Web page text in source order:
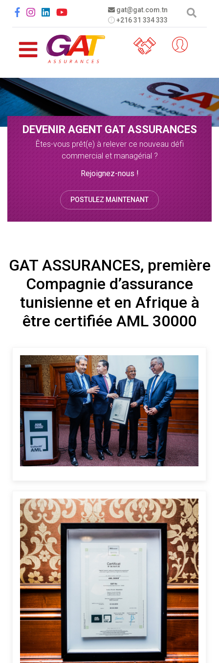
gat@gat.com.tn
+216 31 334 333
Social menu
DEVENIR AGENT GAT ASSURANCES
Êtes-vous prêt(e) à relever ce nouveau défi
commercial et managérial ?
Rejoignez-nous !
POSTULEZ MAINTENANT
GAT ASSURANCES, première
Compagnie d’assurance
tunisienne et en Afrique à
être certifiée AML 30000